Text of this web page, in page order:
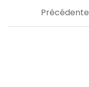
Précédente